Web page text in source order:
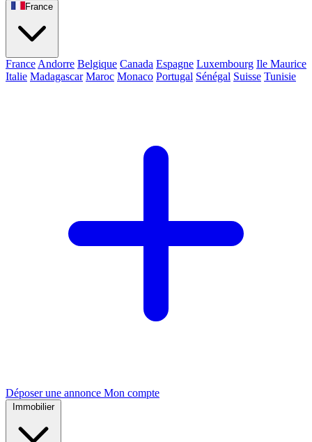
France
France Andorre Belgique Canada Espagne Luxembourg Ile Maurice
Italie Madagascar Maroc Monaco Portugal Sénégal Suisse Tunisie
Déposer une annonce Mon compte
Immobilier